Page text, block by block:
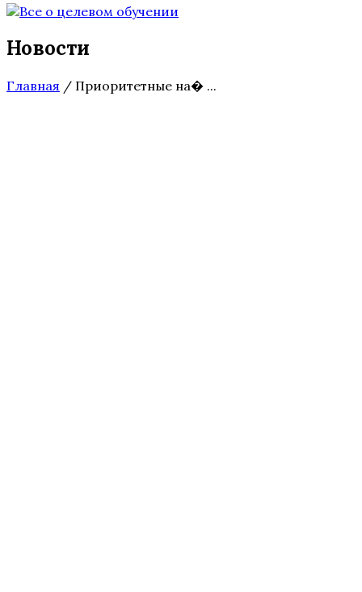
Новости
Главная / Приоритетные на� ...